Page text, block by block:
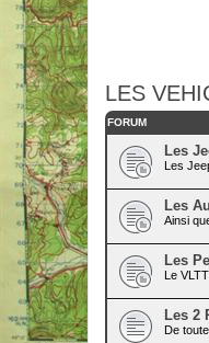
LES
FORUM
Les
Les
Les
Ainsi
Les
Le
Les 2
De